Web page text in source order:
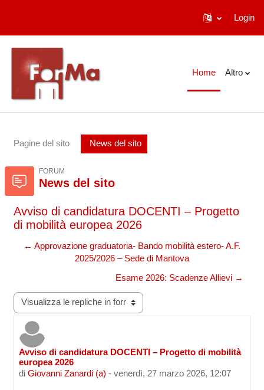
Login
Home Altro
Pagine del sito News del sito
FORUM
News del sito
Avviso di candidatura DOCENTI – Progetto
di mobilità europea 2026
← Approvazione graduatoria- Bando mobilità estero- A.F.
2025/2026 – Sede di Mantova
Esame 2026: Scadenze Allievi →
Modalità visualizzazione
Avviso di candidatura DOCENTI – Progetto di mobilità
europea 2026
di Giovanni Zanardi (a) - venerdì, 27 marzo 2026, 12:07
Numero di risposte: 0